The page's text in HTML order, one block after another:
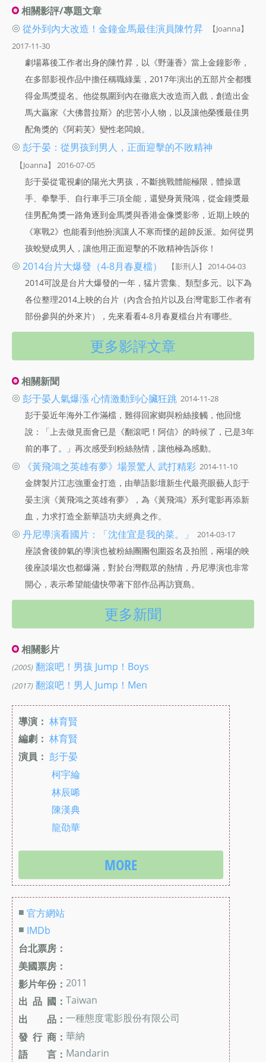
相關影評/專題文章
◎ 從外到內大改造！金鐘金馬最佳演員陳竹昇
【Joanna】
2017-11-30
劇場幕後工作者出身的陳竹昇，以《野蓮香》當上金鐘影帝，
在多部影視作品中擔任稱職綠葉，2017年演出的五部片全都獲
得金馬獎提名。他從氛圍到內在徹底大改造而入戲，創造出金
馬大贏家《大佛普拉斯》的悲苦小人物，以及讓他榮獲最佳男
配角獎的《阿莉芙》變性老闆娘。
◎ 彭于晏：從男孩到男人，正面迎擊的不敗精神
【Joanna】 2016-07-05
彭于晏從電視劇的陽光大男孩，不斷挑戰體能極限，體操選
手、拳擊手、自行車手三項全能，還變身黃飛鴻，從金鐘獎最
佳男配角獎一路角逐到金馬獎與香港金像獎影帝，近期上映的
《寒戰2》也能看到他扮演讓人不寒而慄的超帥反派。如何從男
孩蛻變成男人，讓他用正面迎擊的不敗精神告訴你！
◎ 2014台片大爆發（4-8月春夏檔） 【影刑人】 2014-04-03
2014可說是台片大爆發的一年，猛片雲集、類型多元。以下為
各位整理2014上映的台片（內含合拍片以及台灣電影工作者有
部份參與的外來片），先來看看4-8月春夏檔台片有哪些。
更多影評文章
相關新聞
◎ 彭于晏人氣爆漲 心情激動到心臟狂跳 2014-11-28
彭于晏近年海外工作滿檔，難得回家鄉與粉絲接觸，他回憶
說：「上去做見面會已是《翻滾吧！阿信》的時候了，已是3年
前的事了。」再次感受到粉絲熱情，讓他極為感動。
◎ 《黃飛鴻之英雄有夢》場景驚人 武打精彩 2014-11-10
金牌製片江志強重金打造，由華語影壇新生代最亮眼藝人彭于
晏主演《黃飛鴻之英雄有夢》，為《黃飛鴻》系列電影再添新
血，力求打造全新華語功夫經典之作。
◎ 丹尼導演看國片：「沈佳宜是我的菜。」 2014-03-17
座談會後帥氣的導演也被粉絲團團包圍簽名及拍照，兩場的映
後座談場次也都爆滿，對於台灣觀眾的熱情，丹尼導演也非常
開心，表示希望能儘快帶著下部作品再訪寶島。
更多新聞
相關影片
(2005) 翻滾吧！男孩 Jump！Boys
(2017) 翻滾吧！男人 Jump！Men
導演： 林育賢
編劇： 林育賢
演員： 彭于晏
柯宇綸
林辰唏
陳漢典
龍劭華
MORE
■ 官方網站
■ IMDb
台北票房：
美國票房：
影片年份： 2011
出 品 國： Taiwan
出 品： 一種態度電影股份有限公司
發 行 商： 華納
語 言： Mandarin